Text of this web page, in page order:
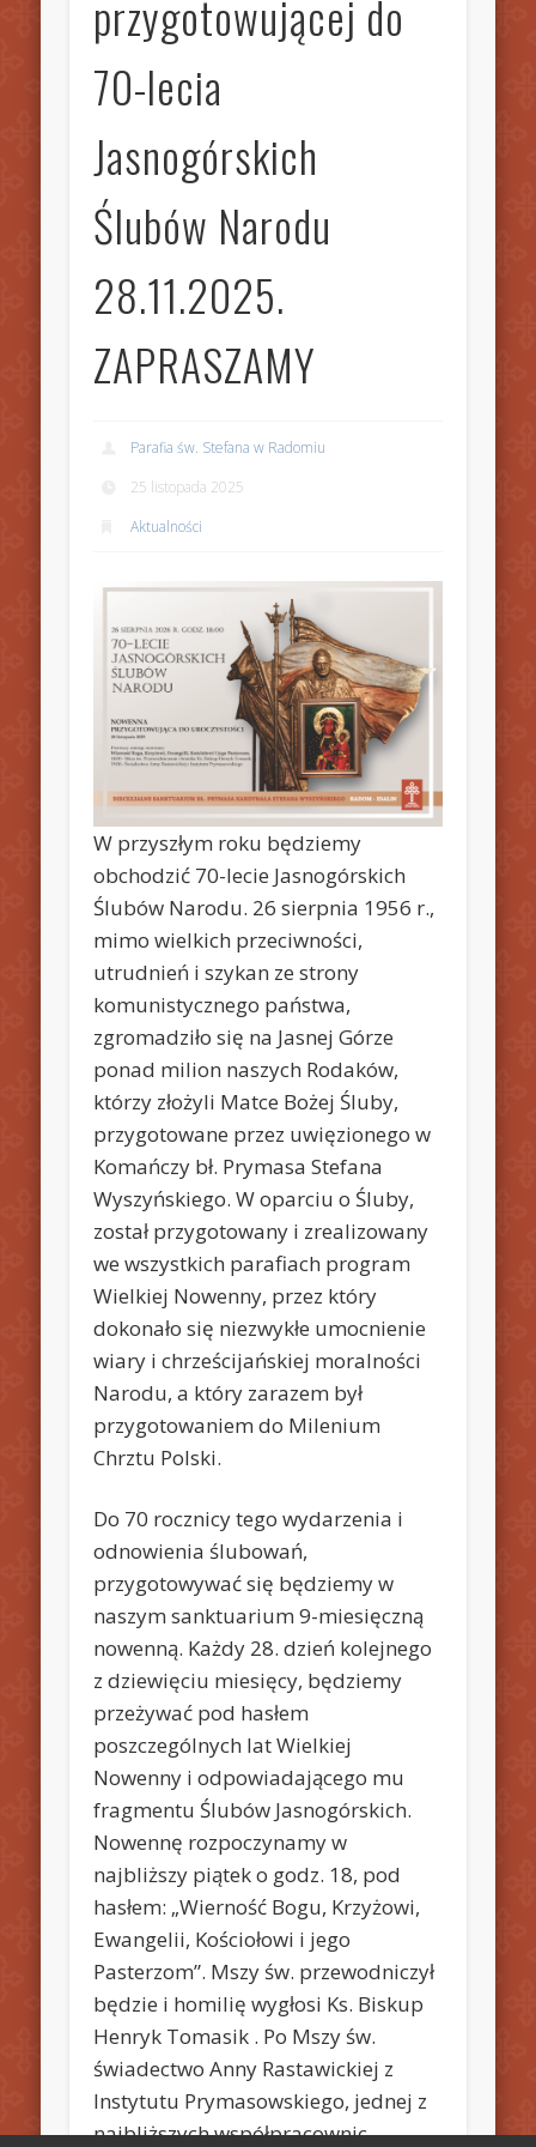
przygotowującej do
70-lecia
Jasnogórskich
Ślubów Narodu
28.11.2025.
ZAPRASZAMY
Parafia św. Stefana w Radomiu
25 listopada 2025
Aktualności
W przyszłym roku będziemy
obchodzić 70-lecie Jasnogórskich
Ślubów Narodu. 26 sierpnia 1956 r.,
mimo wielkich przeciwności,
utrudnień i szykan ze strony
komunistycznego państwa,
zgromadziło się na Jasnej Górze
ponad milion naszych Rodaków,
którzy złożyli Matce Bożej Śluby,
przygotowane przez uwięzionego w
Komańczy bł. Prymasa Stefana
Wyszyńskiego. W oparciu o Śluby,
został przygotowany i zrealizowany
we wszystkich parafiach program
Wielkiej Nowenny, przez który
dokonało się niezwykłe umocnienie
wiary i chrześcijańskiej moralności
Narodu, a który zarazem był
przygotowaniem do Milenium
Chrztu Polski.
Do 70 rocznicy tego wydarzenia i
odnowienia ślubowań,
przygotowywać się będziemy w
naszym sanktuarium 9-miesięczną
nowenną. Każdy 28. dzień kolejnego
z dziewięciu miesięcy, będziemy
przeżywać pod hasłem
poszczególnych lat Wielkiej
Nowenny i odpowiadającego mu
fragmentu Ślubów Jasnogórskich.
Nowennę rozpoczynamy w
najbliższy piątek o godz. 18, pod
hasłem: „Wierność Bogu, Krzyżowi,
Ewangelii, Kościołowi i jego
Pasterzom”. Mszy św. przewodniczył
będzie i homilię wygłosi Ks. Biskup
Henryk Tomasik . Po Mszy św.
świadectwo Anny Rastawickiej z
Instytutu Prymasowskiego, jednej z
najbliższych współpracownic